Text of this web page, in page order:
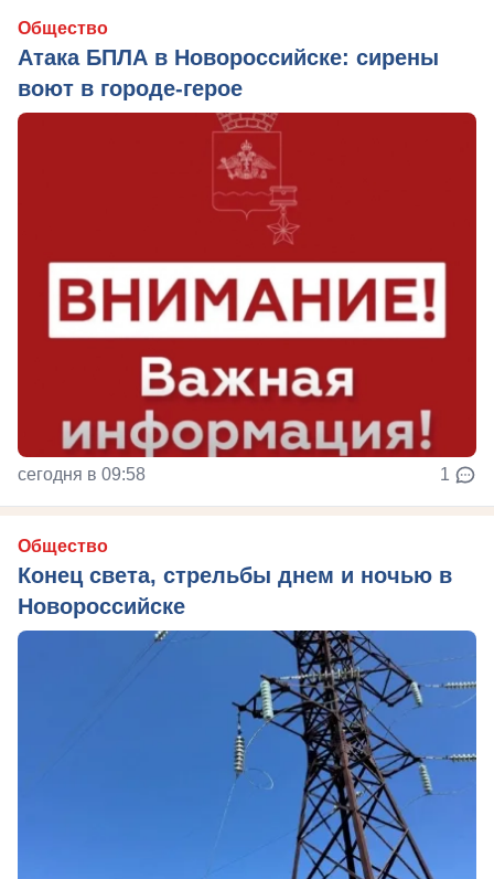
Общество
Атака БПЛА в Новороссийске: сирены
воют в городе-герое
сегодня в 09:58 1
Общество
Конец света, стрельбы днем и ночью в
Новороссийске